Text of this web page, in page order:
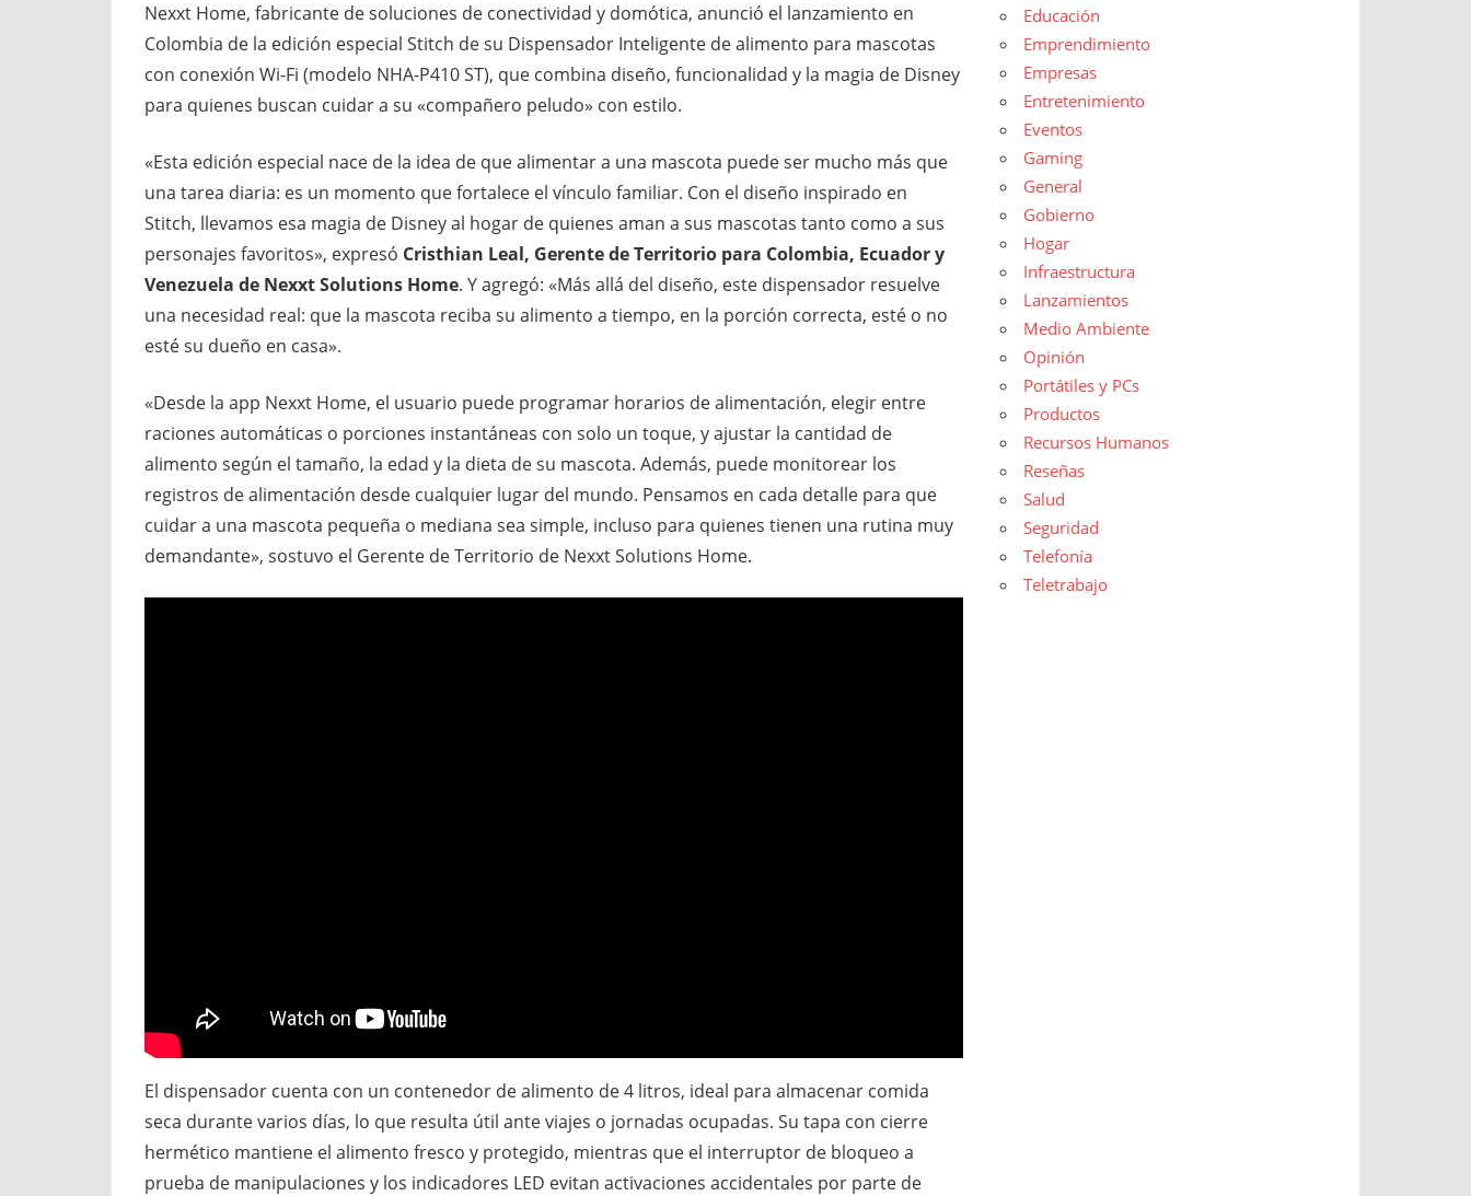
Nexxt Home, fabricante de soluciones de conectividad y domótica, anunció el lanzamiento en
Colombia de la edición especial Stitch de su Dispensador Inteligente de alimento para mascotas
con conexión Wi-Fi (modelo NHA-P410 ST), que combina diseño, funcionalidad y la magia de Disney
para quienes buscan cuidar a su «compañero peludo» con estilo.
«Esta edición especial nace de la idea de que alimentar a una mascota puede ser mucho más que
una tarea diaria: es un momento que fortalece el vínculo familiar. Con el diseño inspirado en
Stitch, llevamos esa magia de Disney al hogar de quienes aman a sus mascotas tanto como a sus
personajes favoritos», expresó Cristhian Leal, Gerente de Territorio para Colombia, Ecuador y
Venezuela de Nexxt Solutions Home. Y agregó: «Más allá del diseño, este dispensador resuelve
una necesidad real: que la mascota reciba su alimento a tiempo, en la porción correcta, esté o no
esté su dueño en casa».
«Desde la app Nexxt Home, el usuario puede programar horarios de alimentación, elegir entre
raciones automáticas o porciones instantáneas con solo un toque, y ajustar la cantidad de
alimento según el tamaño, la edad y la dieta de su mascota. Además, puede monitorear los
registros de alimentación desde cualquier lugar del mundo. Pensamos en cada detalle para que
cuidar a una mascota pequeña o mediana sea simple, incluso para quienes tienen una rutina muy
demandante», sostuvo el Gerente de Territorio de Nexxt Solutions Home.
El dispensador cuenta con un contenedor de alimento de 4 litros, ideal para almacenar comida
seca durante varios días, lo que resulta útil ante viajes o jornadas ocupadas. Su tapa con cierre
hermético mantiene el alimento fresco y protegido, mientras que el interruptor de bloqueo a
prueba de manipulaciones y los indicadores LED evitan activaciones accidentales por parte de
Educación
Emprendimiento
Empresas
Entretenimiento
Eventos
Gaming
General
Gobierno
Hogar
Infraestructura
Lanzamientos
Medio Ambiente
Opinión
Portátiles y PCs
Productos
Recursos Humanos
Reseñas
Salud
Seguridad
Telefonía
Teletrabajo